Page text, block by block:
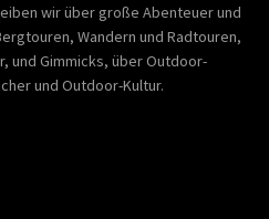
wir über große Abenteuer und
Wandern und Radtouren,
und Gimmicks, über Outdoor-
und Outdoor-Kultur.